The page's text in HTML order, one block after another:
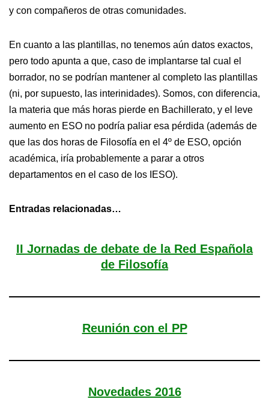
y con compañeros de otras comunidades.
En cuanto a las plantillas, no tenemos aún datos exactos,
pero todo apunta a que, caso de implantarse tal cual el
borrador, no se podrían mantener al completo las plantillas
(ni, por supuesto, las interinidades). Somos, con diferencia,
la materia que más horas pierde en Bachillerato, y el leve
aumento en ESO no podría paliar esa pérdida (además de
que las dos horas de Filosofía en el 4º de ESO, opción
académica, iría probablemente a parar a otros
departamentos en el caso de los IESO).
Entradas relacionadas…
II Jornadas de debate de la Red Española
de Filosofía
Reunión con el PP
Novedades 2016